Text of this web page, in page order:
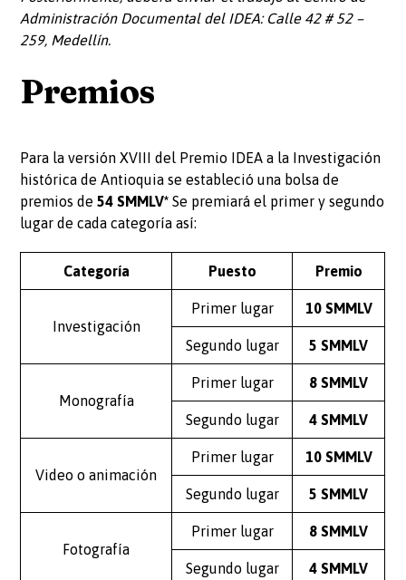
Administración Documental del IDEA: Calle 42 # 52 –
259, Medellín.
Premios
Para la versión XVIII del Premio IDEA a la Investigación
histórica de Antioquia se estableció una bolsa de
premios de54 SMMLV* Se premiará el primer y segundo
lugar de cada categoría así:
Categoría Puesto Premio
Investigación
Primer lugar 10 SMMLV
Segundo lugar 5 SMMLV
Monografía
Primer lugar 8 SMMLV
Segundo lugar 4 SMMLV
Video o animación
Primer lugar 10 SMMLV
Segundo lugar 5 SMMLV
Fotografía
Primer lugar 8 SMMLV
Segundo lugar 4 SMMLV